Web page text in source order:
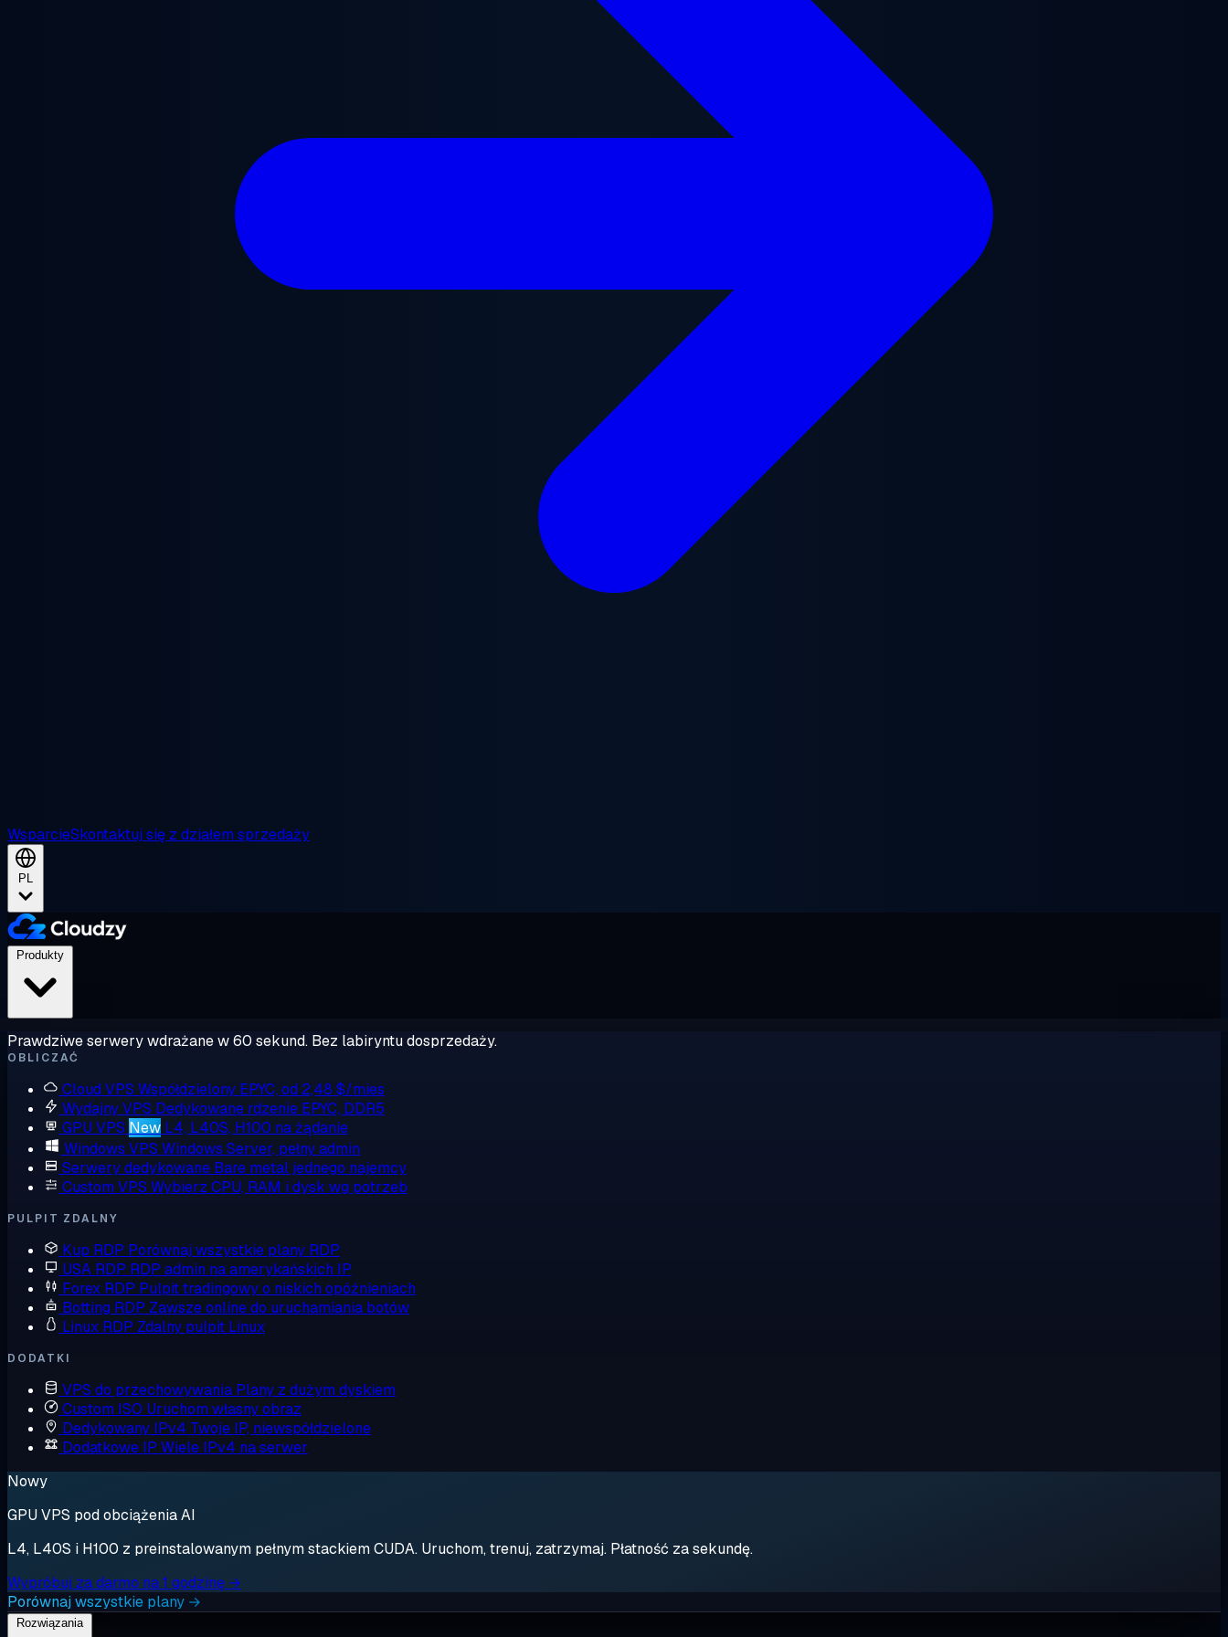
WsparcieSkontaktuj się z działem sprzedaży
PL
Prawdziwe serwery wdrażane w 60 sekund. Bez labiryntu dosprzedaży.
OBLICZAĆ
Cloud VPS Współdzielony EPYC, od 2,48 $/mies
Wydajny VPS Dedykowane rdzenie EPYC, DDR5
GPU VPS New L4, L40S, H100 na żądanie
Windows VPS Windows Server, pełny admin
Serwery dedykowane Bare metal jednego najemcy
Custom VPS Wybierz CPU, RAM i dysk wg potrzeb
PULPIT ZDALNY
Kup RDP Porównaj wszystkie plany RDP
USA RDP RDP admin na amerykańskich IP
Forex RDP Pulpit tradingowy o niskich opóźnieniach
Botting RDP Zawsze online do uruchamiania botów
Linux RDP Zdalny pulpit Linux
DODATKI
VPS do przechowywania Plany z dużym dyskiem
Custom ISO Uruchom własny obraz
Dedykowany IPv4 Twoje IP, niewspółdzielone
Dodatkowe IP Wiele IPv4 na serwer
Nowy
GPU VPS pod obciążenia AI
L4, L40S i H100 z preinstalowanym pełnym stackiem CUDA. Uruchom, trenuj, zatrzymaj. Płatność za sekundę.
Wypróbuj za darmo na 1 godzinę →
Porównaj wszystkie plany →
Rozwiązania